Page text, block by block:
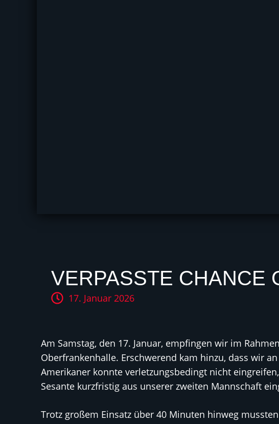
VERPASSTE CHANCE
17. Januar 2026
Am Samstag, den 17. Januar, empfingen wir im
Oberfrankenhalle. Erschwerend kam hinzu, dass wir
Amerikaner konnte verletzungsbedingt nicht
Sesante kurzfristig aus unserer zweiten Mannschaft
Trotz großem Einsatz über 40 Minuten hinweg